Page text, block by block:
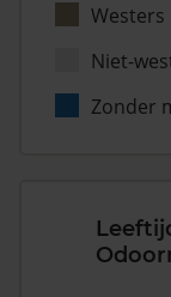
Westers
Niet-
Zonder